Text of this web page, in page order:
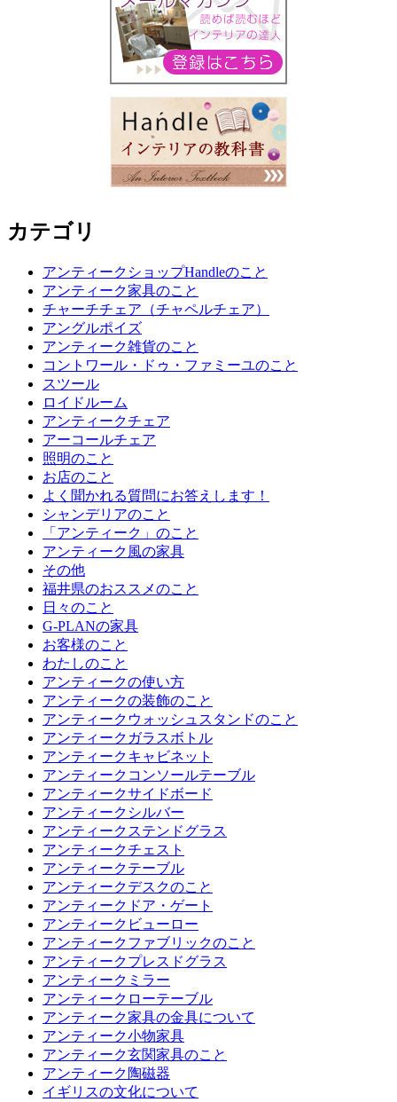
カテゴリ
アンティークショップHandleのこと
アンティーク家具のこと
チャーチチェア（チャペルチェア）
アングルポイズ
アンティーク雑貨のこと
コントワール・ドゥ・ファミーユのこと
スツール
ロイドルーム
アンティークチェア
アーコールチェア
照明のこと
お店のこと
よく聞かれる質問にお答えします！
シャンデリアのこと
「アンティーク」のこと
アンティーク風の家具
その他
福井県のおススメのこと
日々のこと
G-PLANの家具
お客様のこと
わたしのこと
アンティークの使い方
アンティークの装飾のこと
アンティークウォッシュスタンドのこと
アンティークガラスボトル
アンティークキャビネット
アンティークコンソールテーブル
アンティークサイドボード
アンティークシルバー
アンティークステンドグラス
アンティークチェスト
アンティークテーブル
アンティークデスクのこと
アンティークドア・ゲート
アンティークビューロー
アンティークファブリックのこと
アンティークプレスドグラス
アンティークミラー
アンティークローテーブル
アンティーク家具の金具について
アンティーク小物家具
アンティーク玄関家具のこと
アンティーク陶磁器
イギリスの文化について